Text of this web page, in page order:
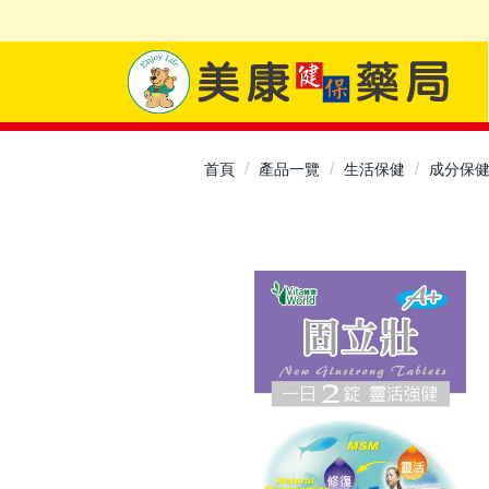
首頁 產品一覽 生活保健 成分保健